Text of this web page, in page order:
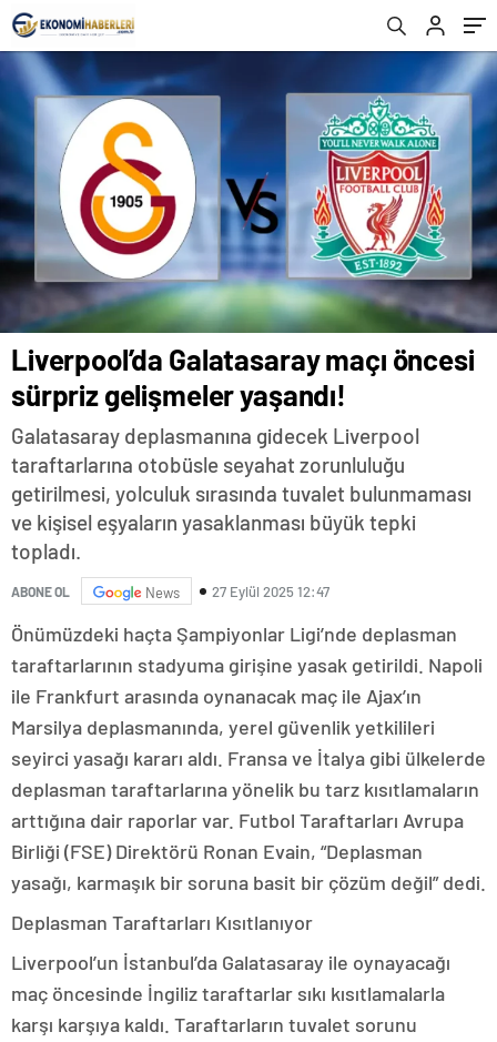
Liverpool’da Galatasaray maçı öncesi
sürpriz gelişmeler yaşandı!
Galatasaray deplasmanına gidecek Liverpool
taraftarlarına otobüsle seyahat zorunluluğu
getirilmesi, yolculuk sırasında tuvalet bulunmaması
ve kişisel eşyaların yasaklanması büyük tepki
topladı.
ABONE OL News 27 Eylül 2025 12:47
Önümüzdeki haçta Şampiyonlar Ligi’nde deplasman
taraftarlarının stadyuma girişine yasak getirildi. Napoli
ile Frankfurt arasında oynanacak maç ile Ajax’ın
Marsilya deplasmanında, yerel güvenlik yetkilileri
seyirci yasağı kararı aldı. Fransa ve İtalya gibi ülkelerde
deplasman taraftarlarına yönelik bu tarz kısıtlamaların
arttığına dair raporlar var. Futbol Taraftarları Avrupa
Birliği (FSE) Direktörü Ronan Evain, “Deplasman
yasağı, karmaşık bir soruna basit bir çözüm değil” dedi.
Deplasman Taraftarları Kısıtlanıyor
Liverpool’un İstanbul’da Galatasaray ile oynayacağı
maç öncesinde İngiliz taraftarlar sıkı kısıtlamalarla
karşı karşıya kaldı. Taraftarların tuvalet sorunu